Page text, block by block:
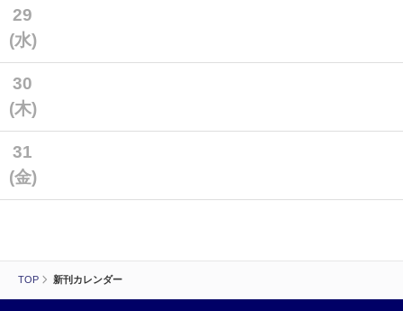
TOP 新刊カレンダー
29
(水)
30
(木)
31
(金)